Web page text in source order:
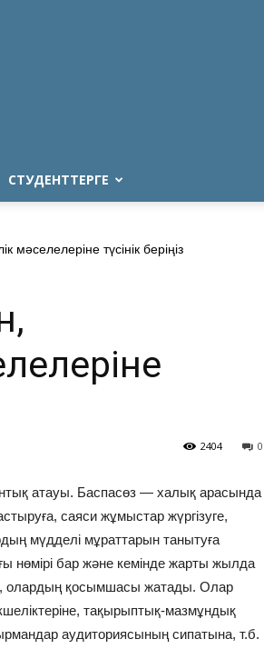
СТУДЕНТТЕРГЕ
мәселелеріне түсінік беріңіз
0
2404
атауы. Баспасөз — халық арасында
саяси жұмыстар жүргізуге,
мүдделі мұраттарын танытуға
нөмірі бар және кемінде жарты жылда
олардың қосымшасы жатады. Олар
тақырыптық-мазмұндық
аудиториясының сипатына, т.б.